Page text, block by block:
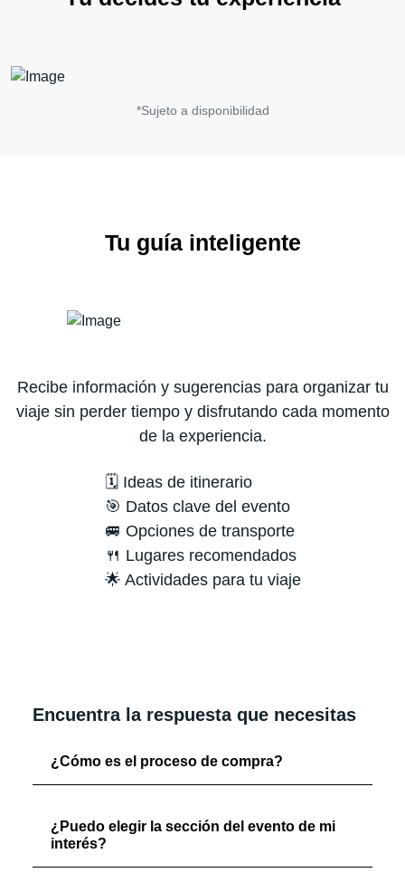
*Sujeto a disponibilidad
Tu guía inteligente
Recibe información y sugerencias para organizar tu
viaje sin perder tiempo y disfrutando cada momento
de la experiencia.
🗓️ Ideas de itinerario
🎯 Datos clave del evento
🚐 Opciones de transporte
🍴 Lugares recomendados
🌟 Actividades para tu viaje
Encuentra la respuesta que necesitas
¿Cómo es el proceso de compra?
¿Puedo elegir la sección del evento de mi
interés?